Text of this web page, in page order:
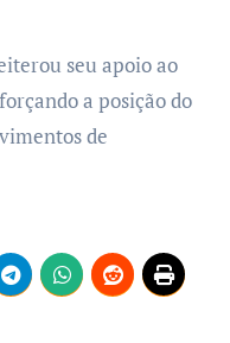
seu apoio ao
a posição do
de